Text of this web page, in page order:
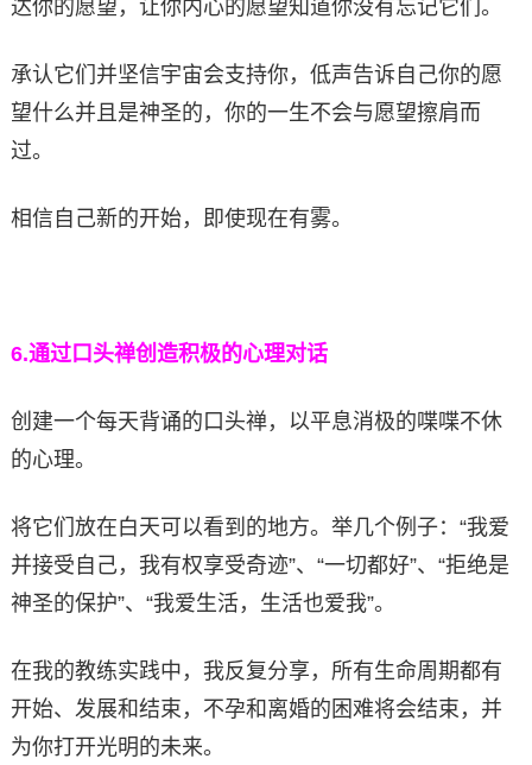
达你的愿望，让你内心的愿望知道你没有忘记它们。
承认它们并坚信宇宙会支持你，低声告诉自己你的愿
望什么并且是神圣的，你的一生不会与愿望擦肩而
过。
相信自己新的开始，即使现在有雾。
6.通过口头禅创造积极的心理对话
创建一个每天背诵的口头禅，以平息消极的喋喋不休
的心理。
将它们放在白天可以看到的地方。举几个例子：“我爱
并接受自己，我有权享受奇迹”、“一切都好”、“拒绝是
神圣的保护”、“我爱生活，生活也爱我”。
在我的教练实践中，我反复分享，所有生命周期都有
开始、发展和结束，不孕和离婚的困难将会结束，并
为你打开光明的未来。